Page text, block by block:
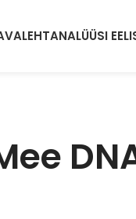
ANALÜÜSI